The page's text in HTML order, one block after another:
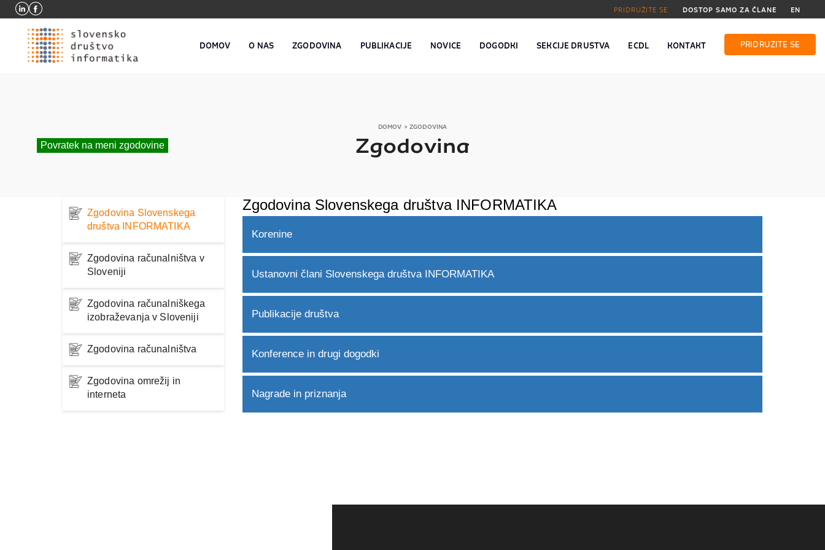
PRIDRUŽITE SE DOSTOP SAMO ZA ČLANE EN
DOMOV O NAS ZGODOVINA PUBLIKACIJE NOVICE DOGODKI SEKCIJE DRUŠTVA ECDL KONTAKT PRIDRUŽITE SE
DOMOV > ZGODOVINA
Zgodovina
Povratek na meni zgodovine
Zgodovina Slovenskega
društva INFORMATIKA
Zgodovina računalništva v
Sloveniji
Zgodovina računalniškega
izobraževanja v Sloveniji
Zgodovina računalništva
Zgodovina omrežij in
interneta
Zgodovina Slovenskega društva INFORMATIKA
Korenine
Ustanovni člani Slovenskega društva INFORMATIKA
Publikacije društva
Konference in drugi dogodki
Nagrade in priznanja